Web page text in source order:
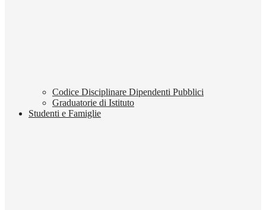
Codice Disciplinare Dipendenti Pubblici
Graduatorie di Istituto
Studenti e Famiglie